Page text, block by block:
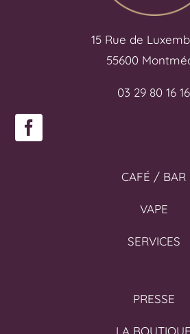
15 Rue de
55600
03 29 80 16 16
CAFÉ / BAR
VAPE
SERVICES
PRESSE